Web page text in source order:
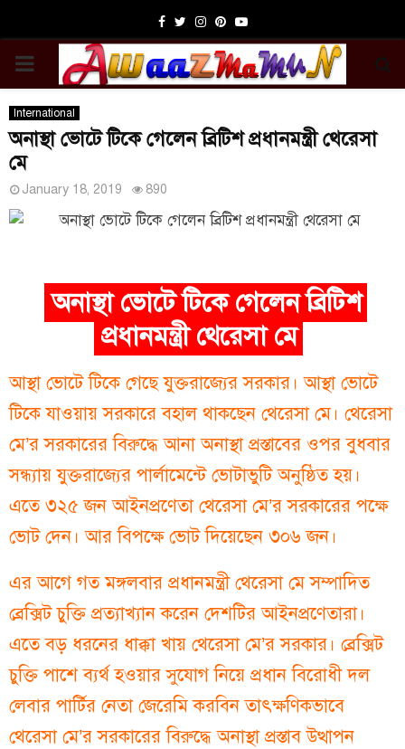
Facebook
TwitterInstagram
Pinterest
Youtube
PRIMARY
MENU
International
অনাস্থা ভোটে টিকে গেলেন ব্রিটিশ প্রধানমন্ত্রী থেরেসা
মে
January 18, 2019 890
অনাস্থা ভোটে টিকে গেলেন ব্রিটিশ
প্রধানমন্ত্রী থেরেসা মে
আস্থা ভোটে টিকে গেছে যুক্তরাজ্যের সরকার। আস্থা ভোটে
টিকে যাওয়ায় সরকারে বহাল থাকছেন থেরেসা মে। থেরেসা
মে’র সরকারের বিরুদ্ধে আনা অনাস্থা প্রস্তাবের ওপর বুধবার
সন্ধ্যায় যুক্তরাজ্যের পার্লামেন্টে ভোটাভুটি অনুষ্ঠিত হয়।
এতে ৩২৫ জন আইনপ্রণেতা থেরেসা মে’র সরকারের পক্ষে
ভোট দেন। আর বিপক্ষে ভোট দিয়েছেন ৩০৬ জন।
এর আগে গত মঙ্গলবার প্রধানমন্ত্রী থেরেসা মে সম্পাদিত
ব্রেক্সিট চুক্তি প্রত্যাখ্যান করেন দেশটির আইনপ্রণেতারা।
এতে বড় ধরনের ধাক্কা খায় থেরেসা মে’র সরকার। ব্রেক্সিট
চুক্তি পাশে ব্যর্থ হওয়ার সুযোগ নিয়ে প্রধান বিরোধী দল
লেবার পার্টির নেতা জেরেমি করবিন তাৎক্ষণিকভাবে
থেরেসা মে’র সরকারের বিরুদ্ধে অনাস্থা প্রস্তাব উত্থাপন